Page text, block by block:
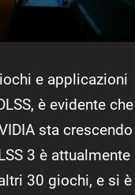
e applicazioni
è evidente
sta crescendo
3 è
30 giochi, e si